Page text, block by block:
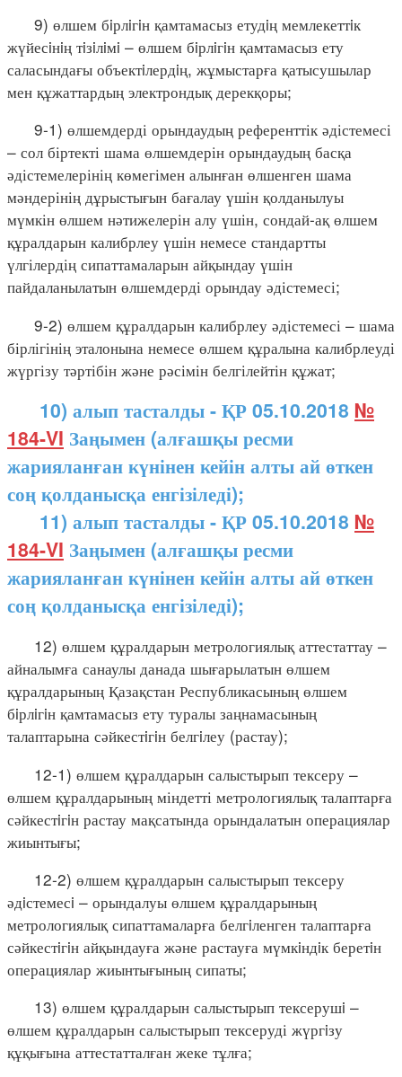
9) өлшем бiрлiгiн қамтамасыз етудiң мемлекеттiк
жүйесiнiң тiзiлiмi – өлшем бiрлiгiн қамтамасыз ету
саласындағы объектiлердiң, жұмыстарға қатысушылар
мен құжаттардың электрондық дерекқоры;
9-1) өлшемдерді орындаудың референттік әдістемесі
– сол біртекті шама өлшемдерін орындаудың басқа
әдістемелерінің көмегімен алынған өлшенген шама
мәндерінің дұрыстығын бағалау үшін қолданылуы
мүмкін өлшем нәтижелерін алу үшін, сондай-ақ өлшем
құралдарын калибрлеу үшін немесе стандартты
үлгілердің сипаттамаларын айқындау үшін
пайдаланылатын өлшемдерді орындау әдістемесі;
9-2) өлшем құралдарын калибрлеу әдістемесі – шама
бірлігінің эталонына немесе өлшем құралына калибрлеуді
жүргізу тәртібін және рәсімін белгілейтін құжат;
10) алып тасталды - ҚР 05.10.2018 №
184-VI Заңымен (алғашқы ресми
жарияланған күнінен кейін алты ай өткен
соң қолданысқа енгізіледі);
11) алып тасталды - ҚР 05.10.2018 №
184-VI Заңымен (алғашқы ресми
жарияланған күнінен кейін алты ай өткен
соң қолданысқа енгізіледі);
12) өлшем құралдарын метрологиялық аттестаттау –
айналымға санаулы данада шығарылатын өлшем
құралдарының Қазақстан Республикасының өлшем
бiрлiгiн қамтамасыз ету туралы заңнамасының
талаптарына сәйкестiгiн белгiлеу (растау);
12-1) өлшем құралдарын салыстырып тексеру –
өлшем құралдарының міндетті метрологиялық талаптарға
сәйкестiгiн растау мақсатында орындалатын операциялар
жиынтығы;
12-2) өлшем құралдарын салыстырып тексеру
әдiстемесi – орындалуы өлшем құралдарының
метрологиялық сипаттамаларға белгiленген талаптарға
сәйкестiгiн айқындауға және растауға мүмкiндiк беретiн
операциялар жиынтығының сипаты;
13) өлшем құралдарын салыстырып тексерушi –
өлшем құралдарын салыстырып тексеруді жүргiзу
құқығына аттестатталған жеке тұлға;